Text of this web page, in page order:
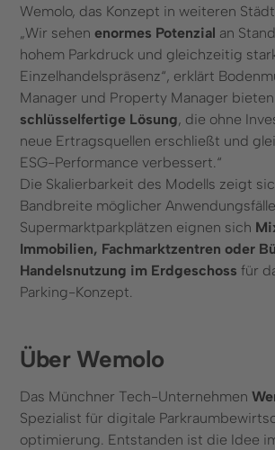
Wemolo, das Konzept in weiteren
„Wir sehenenormes Potenzial an
hohem Parkdruck und gleichzeitig
Einzelhandelspräsenz“, erklärt
Manager und Property Manager
schlüsselfertige Lösung, die ohne
neue Ertragsquellen erschließt und
ESG-Performance verbessert.“
Die Skalierbarkeit des Modells zeigt
Bandbreite möglicher
Supermarktparkplätzen eignen sich
Immobilien, Fachmarktzentren oder
Handelsnutzung im Erdgeschoss für
Parking-Konzept.
Über Wemolo
Das Münchner Tech-Unternehmen
Spezialist für digitale
optimierung. Entstanden ist die Idee